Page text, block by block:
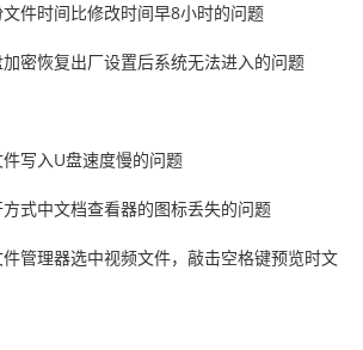
件时间比修改时间早8小时的问题
密恢复出厂设置后系统无法进入的问题
写入U盘速度慢的问题
式中文档查看器的图标丢失的问题
管理器选中视频文件，敲击空格键预览时文